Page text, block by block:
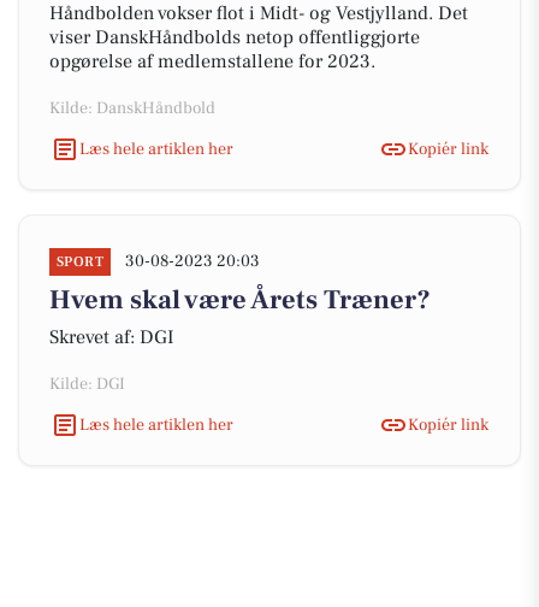
Håndbolden vokser flot i Midt- og Vestjylland. Det
viser DanskHåndbolds netop offentliggjorte
opgørelse af medlemstallene for 2023.
Kilde: DanskHåndbold
Læs hele artiklen her
Kopiér link
SPORT 30-08-2023 20:03
Hvem skal være Årets Træner?
Skrevet af: DGI
Kilde: DGI
Læs hele artiklen her
Kopiér link